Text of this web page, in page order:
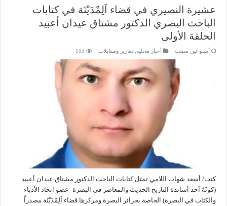
عشيرة النصيري في قضاء اَلِمْدَيْنَة في كتابات
الباحث البصري الدكتور مشتاق عيدان أعبيد
الحلقة الأولى
‏أسبوعين مضت أخبار محلية ,تقارير ومقابلات 103
كتب/ أسعد شهاب اللامي تمثل كتابات الباحث الدكتور مشتاق عيدان أعبيد
(كونّهً أحد أساتذة التاريخ الحديث والمعاصر في البصرة- عضو اتحاد الأدباء
والكتاب في البصرة) الخاصة بجزائر البصرة ومركزها قضاء اَلِمْدَيْنَة مصدراً